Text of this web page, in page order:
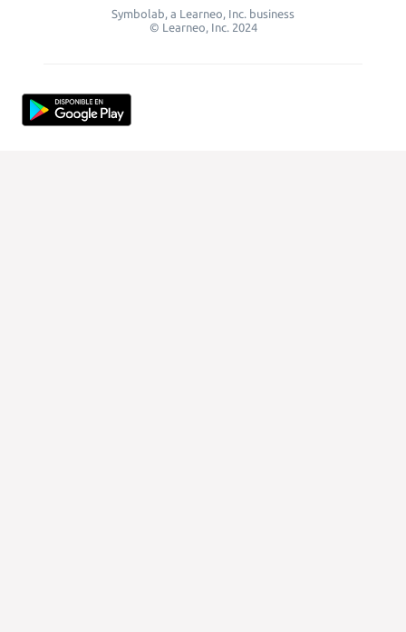
Symbolab, a Learneo, Inc. business
© Learneo, Inc. 2024